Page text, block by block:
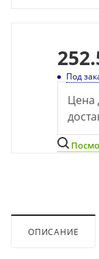
Под
Цена
ОПИСАНИЕ